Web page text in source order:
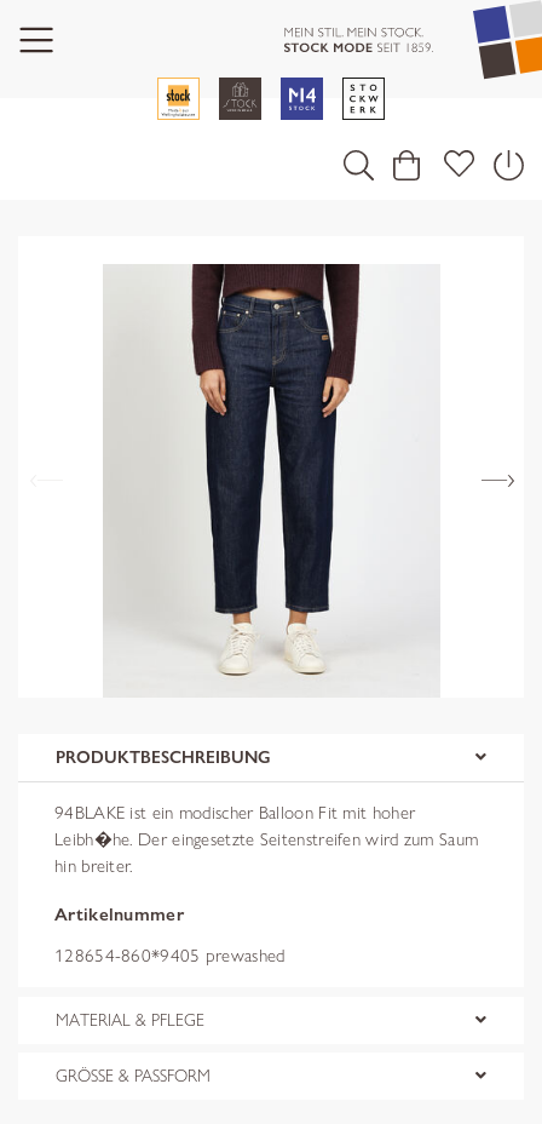
PRODUKTBESCHREIBUNG
94BLAKE ist ein modischer Balloon Fit mit hoher
Leibh�he. Der eingesetzte Seitenstreifen wird zum Saum
hin breiter.
Artikelnummer
128654-860*9405 prewashed
MATERIAL & PFLEGE
GRÖSSE & PASSFORM